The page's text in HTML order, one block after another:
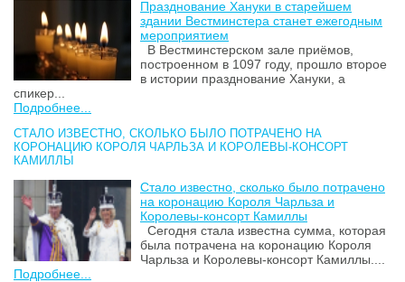
Празднование Хануки в старейшем
здании Вестминстера станет ежегодным
мероприятием
В Вестминстерском зале приёмов,
построенном в 1097 году, прошло второе
в истории празднование Хануки, а
спикер...
Подробнее...
СТАЛО ИЗВЕСТНО, СКОЛЬКО БЫЛО ПОТРАЧЕНО НА
КОРОНАЦИЮ КОРОЛЯ ЧАРЛЬЗА И КОРОЛЕВЫ-КОНСОРТ
КАМИЛЛЫ
Стало известно, сколько было потрачено
на коронацию Короля Чарльза и
Королевы-консорт Камиллы
Сегодня стала известна сумма, которая
была потрачена на коронацию Короля
Чарльза и Королевы-консорт Камиллы....
Подробнее...